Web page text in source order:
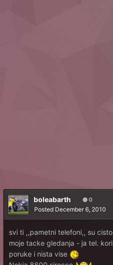
boleabarth 0
Posted December 6, 2010
svi ti ,,pametni telefoni,, su
moje tacke gledanja - ja tel.
poruke i nista vise